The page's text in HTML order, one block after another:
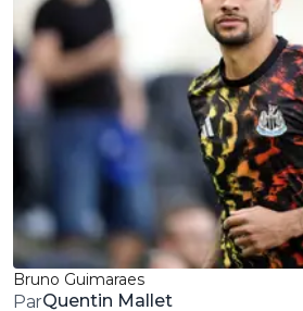
Bruno Guimaraes
ParQuentin Mallet